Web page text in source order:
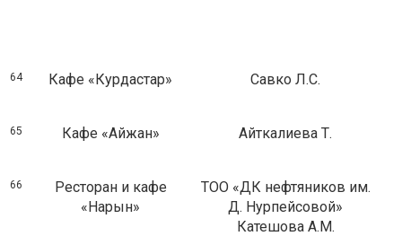
64 Кафе «Курдастар» Савко Л.С.
65 Кафе «Айжан» Айткалиева Т.
66
Ресторан и кафе
«Нарын»
ТОО «ДК нефтяников им.
Д. Нурпейсовой»
Катешова А.М.